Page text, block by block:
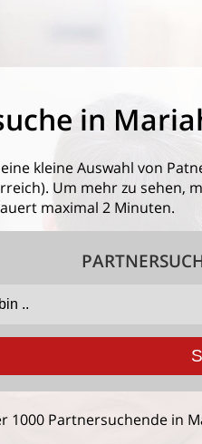
in
kleine Auswahl von
Um mehr zu sehen,
maximal 2 Minuten.
1000 Partnersuchende in